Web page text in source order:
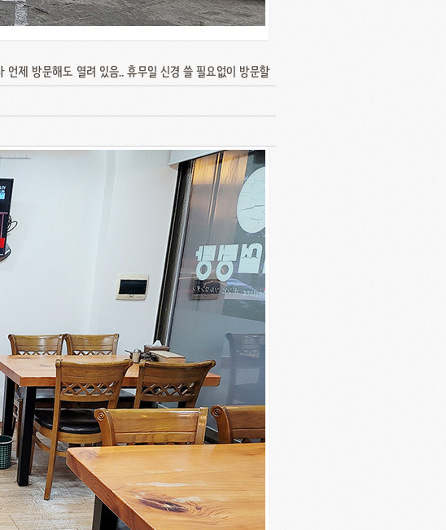
언제 방문해도 열려 있음.. 휴무일 신경 쓸 필요없이 방문할